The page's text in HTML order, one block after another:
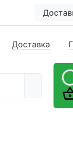
Доставка